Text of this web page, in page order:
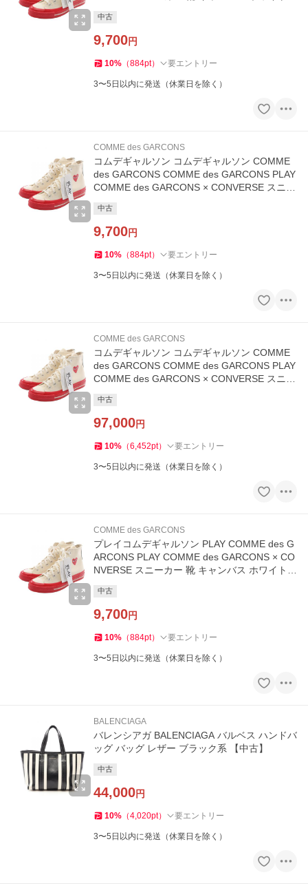
中古
9,700円
10% （884pt） 要エントリー
3〜5日以内に発送（休業日を除く）
COMME des GARCONS
コムデギャルソン コムデギャルソン COMME
des GARCONS COMME des GARCONS PLAY
COMME des GARCONS × CONVERSE スニー
中古
9,700円
10% （884pt） 要エントリー
3〜5日以内に発送（休業日を除く）
COMME des GARCONS
コムデギャルソン コムデギャルソン COMME
des GARCONS COMME des GARCONS PLAY
COMME des GARCONS × CONVERSE スニー
中古
97,000円
10% （6,452pt） 要エントリー
3〜5日以内に発送（休業日を除く）
COMME des GARCONS
プレイコムデギャルソン PLAY COMME des G
ARCONS PLAY COMME des GARCONS × CO
NVERSE スニーカー 靴 キャンバス ホワイト系
中古
9,700円
10% （884pt） 要エントリー
3〜5日以内に発送（休業日を除く）
BALENCIAGA
バレンシアガ BALENCIAGA バルベス ハンドバ
ッグ バッグ レザー ブラック系 【中古】
中古
44,000円
10% （4,020pt） 要エントリー
3〜5日以内に発送（休業日を除く）